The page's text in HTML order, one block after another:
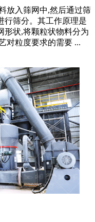
放入筛网中,然后通过筛
行筛分。其工作原理是
形状,将颗粒状物料分为
对粒度要求的需要 ...